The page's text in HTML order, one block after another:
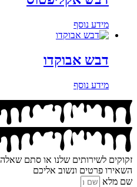
מידע נוסף
דבש אבוקדו
מידע נוסף
זקוקים לשירותים שלנו או סתם
השאירו פרטים ונשוב אליכם
שם מלא